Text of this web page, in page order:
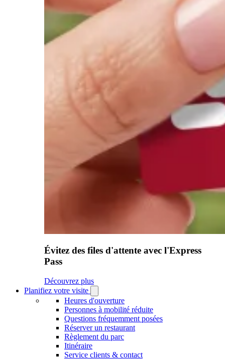
Évitez des files d'attente avec l'Express
Pass
Découvrez plus
Planifiez votre visite
Planifiez
votre
visite
submenu
Heures d'ouverture
Personnes à mobilité réduite
Questions fréquemment posées
Réserver un restaurant
Règlement du parc
Itinéraire
Service clients & contact